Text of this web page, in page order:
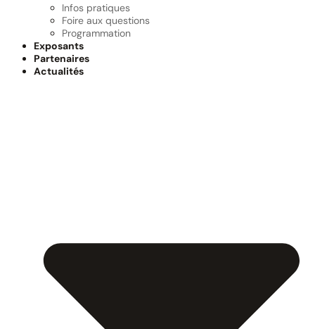
Infos pratiques
Foire aux questions
Programmation
Exposants
Partenaires
Actualités